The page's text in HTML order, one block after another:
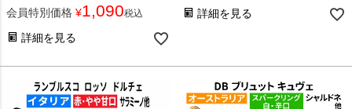
会員特別価格 ¥1,090税込
詳細を見る
詳細を見る